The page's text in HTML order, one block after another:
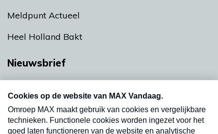
Meldpunt Actueel
Heel Holland Bakt
Nieuwsbrief
nieuwsbrief. Elke vrijdag- en dinsdagochtend in
uw mailbox.
Verzend